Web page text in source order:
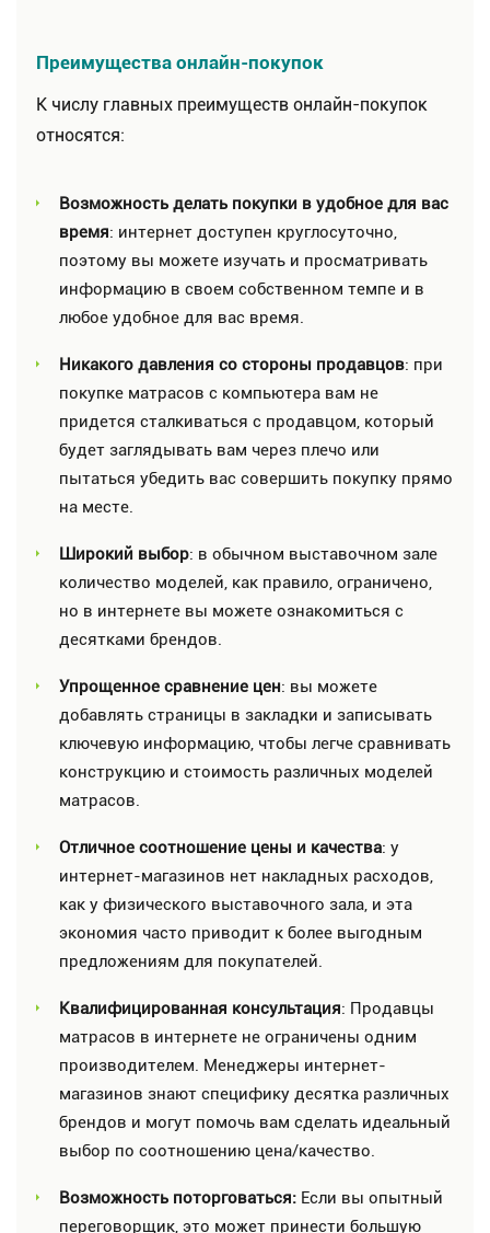
Преимущества онлайн-покупок
К числу главных преимуществ онлайн-покупок
относятся:
Возможность делать покупки в удобное для вас
время: интернет доступен круглосуточно,
поэтому вы можете изучать и просматривать
информацию в своем собственном темпе и в
любое удобное для вас время.
Никакого давления со стороны продавцов: при
покупке матрасов с компьютера вам не
придется сталкиваться с продавцом, который
будет заглядывать вам через плечо или
пытаться убедить вас совершить покупку прямо
на месте.
Широкий выбор: в обычном выставочном зале
количество моделей, как правило, ограничено,
но в интернете вы можете ознакомиться с
десятками брендов.
Упрощенное сравнение цен: вы можете
добавлять страницы в закладки и записывать
ключевую информацию, чтобы легче сравнивать
конструкцию и стоимость различных моделей
матрасов.
Отличное соотношение цены и качества: у
интернет-магазинов нет накладных расходов,
как у физического выставочного зала, и эта
экономия часто приводит к более выгодным
предложениям для покупателей.
Квалифицированная консультация: Продавцы
матрасов в интернете не ограничены одним
производителем. Менеджеры интернет-
магазинов знают специфику десятка различных
брендов и могут помочь вам сделать идеальный
выбор по соотношению цена/качество.
Возможность поторговаться: Если вы опытный
переговорщик, это может принести большую